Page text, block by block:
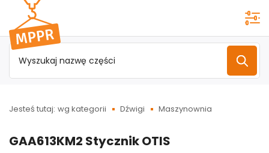
Przejdź do
menu
głównego
Jesteś tutaj: wg kategorii Dźwigi Maszynownia
GAA613KM2 Stycznik OTIS